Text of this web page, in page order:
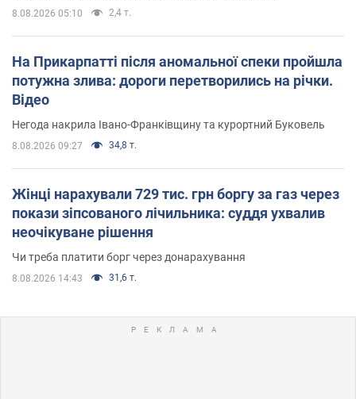
8.08.2026 05:10 2,4 т.
На Прикарпатті після аномальної спеки пройшла
потужна злива: дороги перетворились на річки.
Відео
Негода накрила Івано-Франківщину та курортний Буковель
8.08.2026 09:27 34,8 т.
Жінці нарахували 729 тис. грн боргу за газ через
покази зіпсованого лічильника: суддя ухвалив
неочікуване рішення
Чи треба платити борг через донарахування
8.08.2026 14:43 31,6 т.